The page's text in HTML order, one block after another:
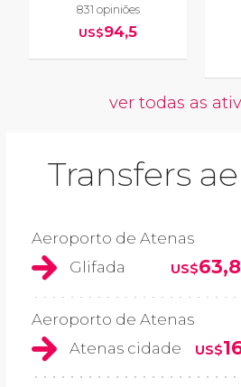
831 opiniões
US$94,5
ver todas as
Transfers
Aeroporto de Atenas
Glifada
US$63,8
Aeroporto de Atenas
Atenas cidade
US$